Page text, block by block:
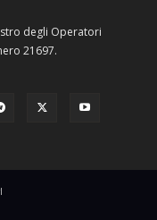
degli Operatori
21697.